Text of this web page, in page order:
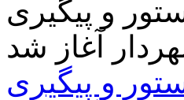
و پیگیری